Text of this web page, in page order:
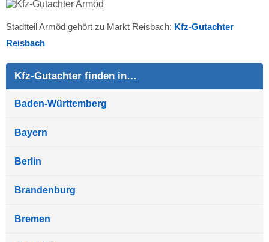
Stadtteil Armöd gehört zu Markt Reisbach: Kfz-Gutachter
Reisbach
Kfz-Gutachter finden in…
Baden-Württemberg
Bayern
Berlin
Brandenburg
Bremen